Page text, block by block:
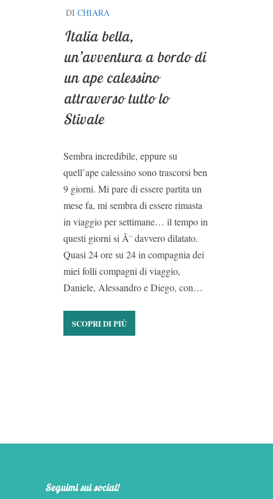
DI CHIARA
Italia bella,
un’avventura a bordo di
un ape calessino
attraverso tutto lo
Stivale
Sembra incredibile, eppure su
quell’ape calessino sono trascorsi ben
9 giorni. Mi pare di essere partita un
mese fa, mi sembra di essere rimasta
in viaggio per settimane… il tempo in
questi giorni si Ã¨ davvero dilatato.
Quasi 24 ore su 24 in compagnia dei
miei folli compagni di viaggio,
Daniele, Alessandro e Diego, con…
SCOPRI DI PIÙ
Seguimi sui social!